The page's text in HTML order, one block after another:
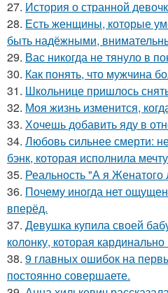
27. История о странной
28. Есть женщины, которые
быть надёжными,
29. Вас никогда не тянуло в
30. Как понять, что мужчина
31. Школьнице пришлось
32. Моя жизнь изменится,
33. Хочешь добавить яду в
34. Любовь сильнее смерти:
бэнк, которая исполнила
35. Реальность "А я
36. Почему иногда нет
вперёд.
37. Девушка купила своей
колонку, которая
38. 9 главных ошибок на
постоянно совершаете.